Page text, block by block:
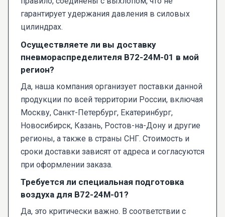
гарантирует удержания давления в силовых
цилиндрах.
Осуществляете ли вы доставку
пневмораспределителя В72-24М-01 в мой
регион?
Да, наша компания организует поставки данной
продукции по всей территории России, включая
Москву, Санкт-Петербург, Екатеринбург,
Новосибирск, Казань, Ростов-на-Дону и другие
регионы, а также в страны СНГ. Стоимость и
сроки доставки зависят от адреса и согласуются
при оформлении заказа.
Требуется ли специальная подготовка
воздуха для В72-24М-01?
Да, это критически важно. В соответствии с